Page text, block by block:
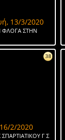
13/3/2020
ΦΛΟΓΑ ΣΤΗΝ
38
2/2020
Γ Σ